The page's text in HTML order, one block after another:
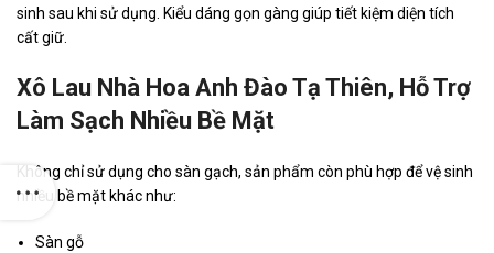
sinh sau khi sử dụng. Kiểu dáng gọn gàng giúp tiết kiệm diện tích
cất giữ.
Xô Lau Nhà Hoa Anh Đào Tạ Thiên, Hỗ Trợ
Làm Sạch Nhiều Bề Mặt
Không chỉ sử dụng cho sàn gạch, sản phẩm còn phù hợp để vệ sinh
nhiều bề mặt khác như:
Sàn gỗ